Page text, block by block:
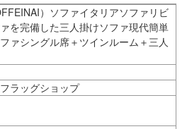
）ソファイタリアソファリビ
を完備した三人掛けソファ現代簡単
ァシングル席＋ツインルーム＋三人
ラッグショップ